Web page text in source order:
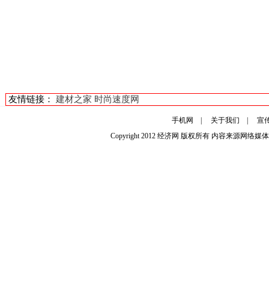
友情链接： 建材之家 时尚速度网
手机网 关于我们 |宣
Copyright 2012经济网 版权所有 内容来源网络媒